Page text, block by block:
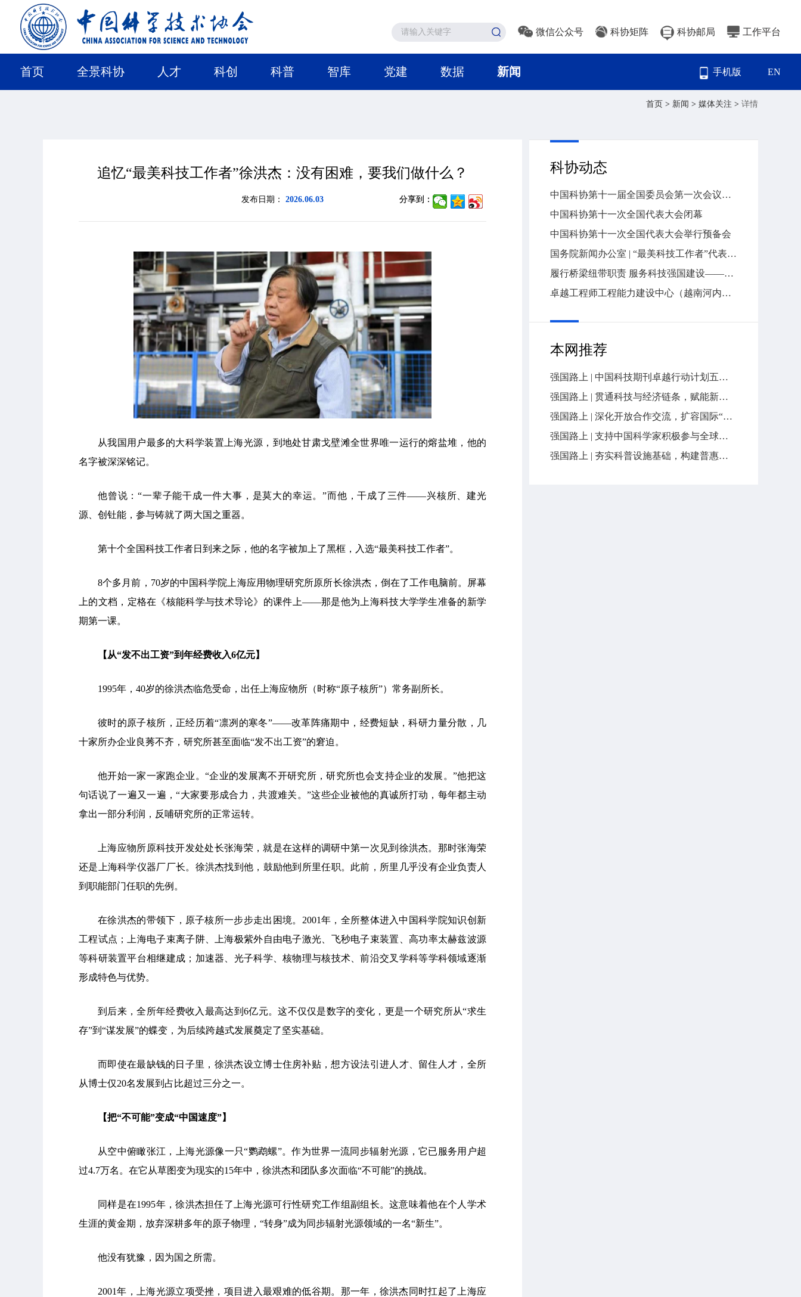
微信公众号 科协矩阵 科协邮局 工作平台
手机版 EN
首页 全景科协 人才 科创 科普 智库 党建 数据 新闻
首页 > 新闻 > 媒体关注 > 详情
追忆“最美科技工作者”徐洪杰：没有困难，要我们做什么？
发布日期： 2026.06.03 分享到：
从我国用户最多的大科学装置上海光源，到地处甘肃戈壁滩全世界唯一运行的熔盐堆，他的
名字被深深铭记。
他曾说：“一辈子能干成一件大事，是莫大的幸运。”而他，干成了三件——兴核所、建光
源、创钍能，参与铸就了两大国之重器。
第十个全国科技工作者日到来之际，他的名字被加上了黑框，入选“最美科技工作者”。
8个多月前，70岁的中国科学院上海应用物理研究所原所长徐洪杰，倒在了工作电脑前。屏幕
上的文档，定格在《核能科学与技术导论》的课件上——那是他为上海科技大学学生准备的新学
期第一课。
【从“发不出工资”到年经费收入6亿元】
1995年，40岁的徐洪杰临危受命，出任上海应物所（时称“原子核所”）常务副所长。
彼时的原子核所，正经历着“凛冽的寒冬”——改革阵痛期中，经费短缺，科研力量分散，几
十家所办企业良莠不齐，研究所甚至面临“发不出工资”的窘迫。
他开始一家一家跑企业。“企业的发展离不开研究所，研究所也会支持企业的发展。”他把这
句话说了一遍又一遍，“大家要形成合力，共渡难关。”这些企业被他的真诚所打动，每年都主动
拿出一部分利润，反哺研究所的正常运转。
上海应物所原科技开发处处长张海荣，就是在这样的调研中第一次见到徐洪杰。那时张海荣
还是上海科学仪器厂厂长。徐洪杰找到他，鼓励他到所里任职。此前，所里几乎没有企业负责人
到职能部门任职的先例。
在徐洪杰的带领下，原子核所一步步走出困境。2001年，全所整体进入中国科学院知识创新
工程试点；上海电子束离子阱、上海极紫外自由电子激光、飞秒电子束装置、高功率太赫兹波源
等科研装置平台相继建成；加速器、光子科学、核物理与核技术、前沿交叉学科等学科领域逐渐
形成特色与优势。
到后来，全所年经费收入最高达到6亿元。这不仅仅是数字的变化，更是一个研究所从“求生
存”到“谋发展”的蝶变，为后续跨越式发展奠定了坚实基础。
而即使在最缺钱的日子里，徐洪杰设立博士住房补贴，想方设法引进人才、留住人才，全所
从博士仅20名发展到占比超过三分之一。
【把“不可能”变成“中国速度”】
从空中俯瞰张江，上海光源像一只“鹦鹉螺”。作为世界一流同步辐射光源，它已服务用户超
过4.7万名。在它从草图变为现实的15年中，徐洪杰和团队多次面临“不可能”的挑战。
同样是在1995年，徐洪杰担任了上海光源可行性研究工作组副组长。这意味着他在个人学术
生涯的黄金期，放弃深耕多年的原子物理，“转身”成为同步辐射光源领域的一名“新生”。
他没有犹豫，因为国之所需。
2001年，上海光源立项受挫，项目进入最艰难的低谷期。那一年，徐洪杰同时扛起了上海应
科协动态
中国科协第十一届全国委员会第一次会议召开
中国科协第十一次全国代表大会闭幕
中国科协第十一次全国代表大会举行预备会
国务院新闻办公室 | “最美科技工作者”代表与中外记者见面交流
履行桥梁纽带职责 服务科技强国建设——中国科协五年工作回眸
卓越工程师工程能力建设中心（越南河内）正式启动
本网推荐
强国路上 | 中国科技期刊卓越行动计划五年答卷
强国路上 | 贯通科技与经济链条，赋能新质生产力发展
强国路上 | 深化开放合作交流，扩容国际“朋友圈”
强国路上 | 支持中国科学家积极参与全球科技治理，增进对国际科技界开放信任合作
强国路上 | 夯实科普设施基础，构建普惠共享服务体系